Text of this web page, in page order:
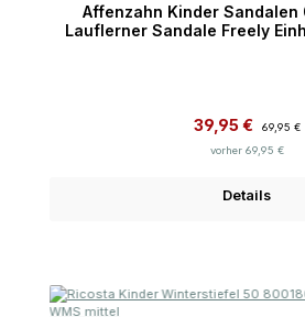
Affenzahn Kinder
Lauflerner Sandale Freely
Verkaufspreis:
39,95 €
69,95 €
vorher 69,95 €
Details